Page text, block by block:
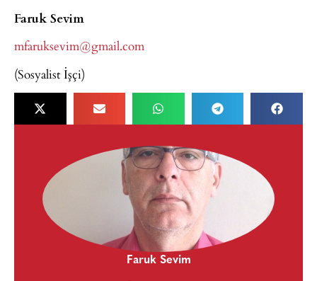
Faruk Sevim
mfaruksevim@gmail.com
(Sosyalist İşçi)
Faruk Sevim